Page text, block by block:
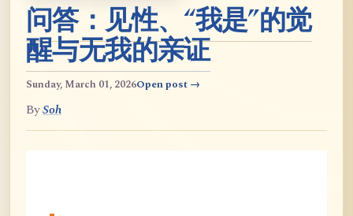
问答：见性、“我是”的觉
醒与无我的亲证
Sunday, March 01, 2026Open post →
BySoh